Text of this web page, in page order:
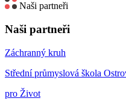
Naši partneři
Naši partneři
Záchranný kruh
Střední průmyslová škola
pro Život